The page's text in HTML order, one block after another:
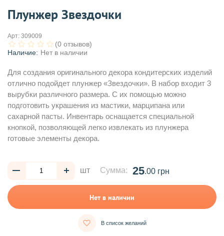
Плунжер Звездочки
Арт: 309009
(0 отзывов)
Наличие: Нет в наличии
Для создания оригинального декора кондитерских изделий
отлично подойдет плунжер «Звездочки». В набор входит 3
вырубки различного размера. С их помощью можно
подготовить украшения из мастики, марципана или
сахарной пасты. Инвентарь оснащается специальной
кнопкой, позволяющей легко извлекать из плунжера
готовые элементы декора.
шт Сумма: 25.00 грн
Нет в наличии
В список желаний